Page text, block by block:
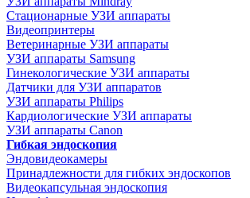
Стационарные УЗИ аппараты
Видеопринтеры
Ветеринарные УЗИ аппараты
УЗИ аппараты Samsung
Гинекологические УЗИ аппараты
Датчики для УЗИ аппаратов
УЗИ аппараты Philips
Кардиологические УЗИ аппараты
УЗИ аппараты Canon
Гибкая эндоскопия
Эндовидеокамеры
Принадлежности для гибких эндоскопов
Видеокапсульная эндоскопия